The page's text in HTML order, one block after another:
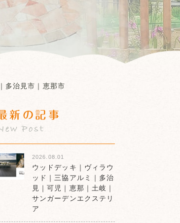
多治見市｜恵那市
新の記事
Post
2026.08.01
ウッドデッキ｜ヴィラウ
ッド｜三協アルミ｜多治
見｜可児｜恵那｜土岐｜
サンガーデンエクステリ
ア